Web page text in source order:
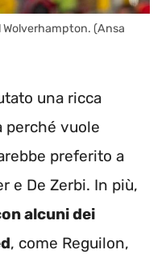
(Ansa
una ricca
perché vuole
preferito a
e De Zerbi. In più,
alcuni dei
, come Reguilon,